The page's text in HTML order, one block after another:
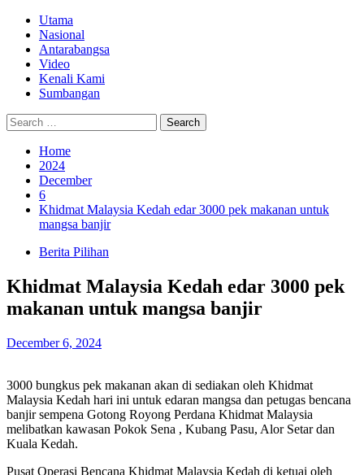
Skip
content
Primary
Menu
Utama
Nasional
Antarabangsa
Video
Kenali Kami
Sumbangan
Search
for:
Home
2024
December
6
Khidmat Malaysia Kedah edar 3000 pek makanan untuk
mangsa banjir
Berita Pilihan
Khidmat Malaysia Kedah edar 3000 pek
makanan untuk mangsa banjir
December 6, 2024
3000 bungkus pek makanan akan di sediakan oleh Khidmat
Malaysia Kedah hari ini untuk edaran mangsa dan petugas bencana
banjir sempena Gotong Royong Perdana Khidmat Malaysia
melibatkan kawasan Pokok Sena , Kubang Pasu, Alor Setar dan
Kuala Kedah.
Pusat Operasi Bencana Khidmat Malaysia Kedah di ketuai oleh